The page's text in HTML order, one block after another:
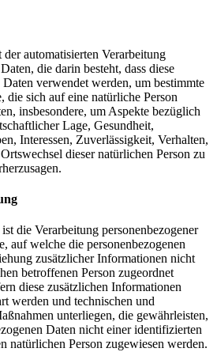
automatisierten Verarbeitung
die darin besteht, dass diese
Daten verwendet werden, um bestimmte
die sich auf eine natürliche Person
insbesondere, um Aspekte bezüglich
Lage, Gesundheit,
Interessen, Zuverlässigkeit, Verhalten,
dieser natürlichen Person zu
die Verarbeitung personenbezogener
auf welche die personenbezogenen
zusätzlicher Informationen nicht
betroffenen Person zugeordnet
diese zusätzlichen Informationen
werden und technischen und
unterliegen, die gewährleisten,
Daten nicht einer identifizierten
natürlichen Person zugewiesen werden.